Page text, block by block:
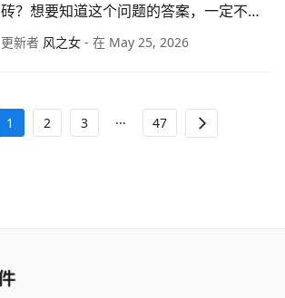
砖？想要知道这个问题的答案，一定不要
错过本文。我们将为你详细介绍解决
iPhone 或 iPad 变砖的几种切实有效的方
更新者 风之女 - 在 May 25, 2026
1 2 3 ... 47